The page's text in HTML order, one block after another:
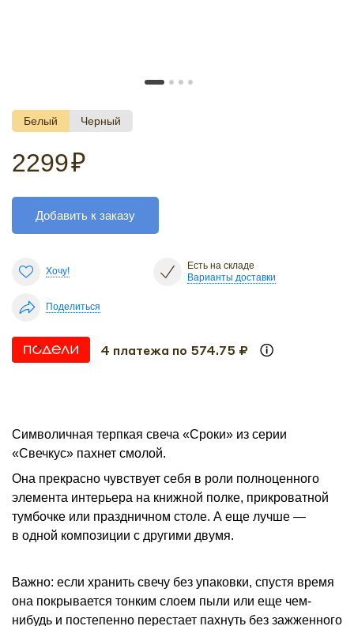
Белый Черный
2299₽
Добавить к заказу
Хочу!
Есть на складе
Варианты доставки
Поделиться
4 платежа по 574.75 ₽
Символичная терпкая свеча «Сроки» из серии
«Свечкус» пахнет смолой.
Она прекрасно чувствует себя в роли полноценного
элемента интерьера на книжной полке, прикроватной
тумбочке или праздничном столе. А еще лучше —
в одной композиции с другими двумя.
Важно: если хранить свечу без упаковки, спустя время
она покрывается тонким слоем пыли или еще чем-
нибудь и постепенно перестает пахнуть без зажженного